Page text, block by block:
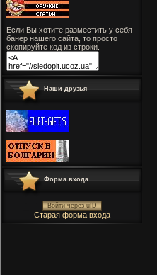
Если Вы хотите разместить у себя
банер нашего сайта, то просто
скопируйте код из строки.
Наши друзья
Форма входа
Войти через uID
Старая форма входа